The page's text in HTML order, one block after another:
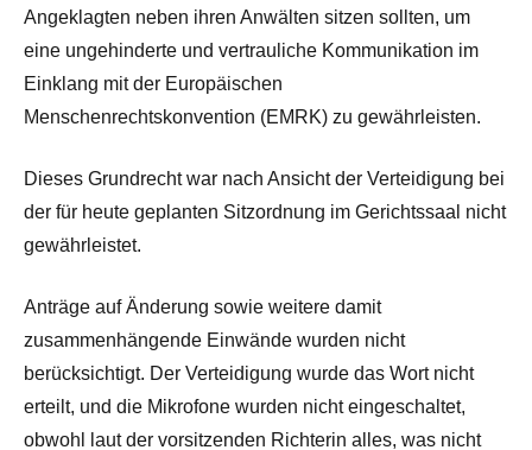
Angeklagten neben ihren Anwälten sitzen sollten, um
eine ungehinderte und vertrauliche Kommunikation im
Einklang mit der Europäischen
Menschenrechtskonvention (EMRK) zu gewährleisten.
Dieses Grundrecht war nach Ansicht der Verteidigung bei
der für heute geplanten Sitzordnung im Gerichtssaal nicht
gewährleistet.
Anträge auf Änderung sowie weitere damit
zusammenhängende Einwände wurden nicht
berücksichtigt. Der Verteidigung wurde das Wort nicht
erteilt, und die Mikrofone wurden nicht eingeschaltet,
obwohl laut der vorsitzenden Richterin alles, was nicht